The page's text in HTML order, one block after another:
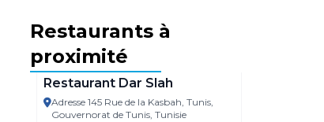
Restaurants à
proximité
Tunis
Restaurant Dar Slah
Adresse 145 Rue de la Kasbah, Tunis,
Gouvernorat de Tunis, Tunisie